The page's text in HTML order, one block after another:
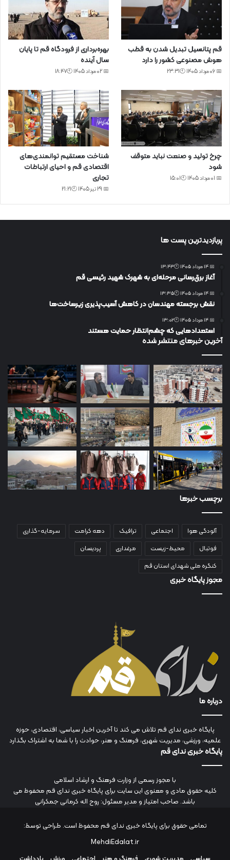
قم پتانسیل تبدیل شدن به قطب
هوش مصنوعی کشور را دارد
📅 06 مرداد 1405 🕙23:31
بهره‌برداری از فرودگاه قم تا پایان
سال آینده
📅 02 مرداد 1405 🕙18:47
چرخ تولید و صنعت نباید متوقف
شود
📅 01 مرداد 1405 🕙15:01
شناخت مستقیم توانمندی‌های
اقتصادی قم و احیای ارتباطات
تجاری
📅 29 تیر 1405 🕙21:21
پربازدیدترین پست ها
📅 14 مرداد 1405 🕙13:43
آغاز برق‌رسانی مرحله‌ای به شهرک شهید رئیسی قم
📅 14 مرداد 1405 🕙13:35
نقش برجسته مهندسان در کاهش آسیب‌پذیری زیرساخت‌ها
📅 14 مرداد 1405 🕙13:02
استعدادهایی که چشم‌انتظار حمایت هستند
آخرین خبرهای منتشر شده
برچسب خبرها
آلودگی هوا اجتماعی ترافیک دهه کرامت
سرمایه-گذاری
فوتبال
محیط-زیست مرغداری
پردیسان
کنگره ملی شهدای استان قم
مجوز پایگاه خبری
درباره ما
پایگاه خبری ندای قم تلاش می کند تا آخرین اخبار سیاسی، اقتصادی، حوزه
علمیه، ورزشی، مدیریت شهری، فرهنگ و هنر، حوادث را با شما به اشتراک بگذارد
پایگاه خبری ندای قم
با مجوز رسمی از وزارت فرهنگ و ارشاد اسلامی
کلیه حقوق مادی و معنوی این سایت برای پایگاه خبری ندای قم محفوظ می
باشد. صاحب امتیاز و مدیر مسئول: روح اله کرمانی جمکرانی
تمامی حقوق برای پایگاه خبری ندای قم محفوظ است. طراحی توسط:
MehdiEdalat.ir